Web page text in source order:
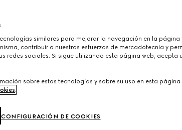
línea
Giglio
ver todos los bolsos
similares para mejorar la navegación en la página
contribuir a nuestros esfuerzos de mercadotecnia y
redes sociales. Si sigue utilizando esta página web, acepta
sobre estas tecnologías y sobre su uso en esta página
.
CONFIGURACIÓN DE COOKIES